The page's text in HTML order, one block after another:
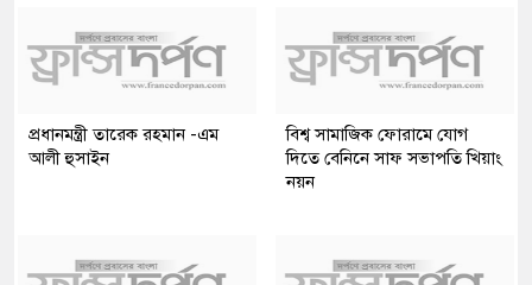
প্রধানমন্ত্রী তারেক রহমান -এম
আলী হুসাইন
বিশ্ব সামাজিক ফোরামে যোগ
দিতে বেনিনে সাফ সভাপতি খিয়াং
নয়ন